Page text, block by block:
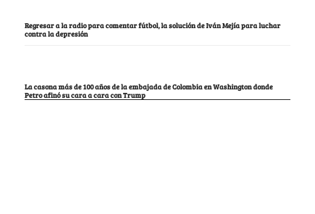
Regresar a la radio para comentar fútbol, la solución de Iván Mejía para luchar
contra la depresión
La casona más de 100 años de la embajada de Colombia en Washington donde
Petro afinó su cara a cara con Trump